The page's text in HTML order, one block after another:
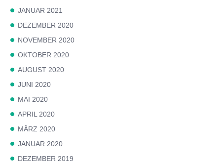
JANUAR 2021
DEZEMBER 2020
NOVEMBER 2020
OKTOBER 2020
AUGUST 2020
JUNI 2020
MAI 2020
APRIL 2020
MÄRZ 2020
JANUAR 2020
DEZEMBER 2019